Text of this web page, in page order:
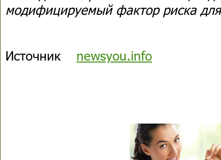
модифицируемый фактор риска
Источник newsyou.info